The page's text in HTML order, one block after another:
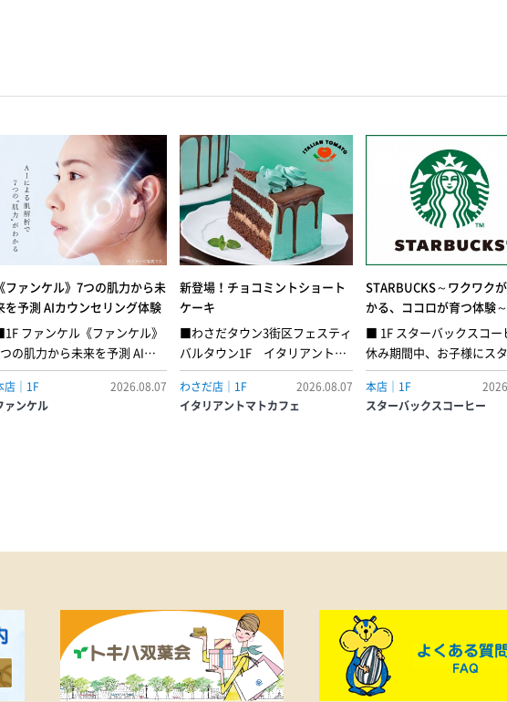
《ファンケル》7つの肌力から未
を予測 AIカウンセリング体験
ファンケル《ファンケル》
の肌力から未来を予測 AIカ
ンセリング体験開催中！肌解
は新次元へ。あなたの肌運命
挑む、日本初「AIパーソナル
らかにします。＼こんな方に
悩みが複数ある。体験をご希
の方は、下記URLよりLINE友
だち限定予約をご利用願いま
liff.line.me/1657626523
店｜1F
2026.08.07
ァンケル
新登場！チョコミントショート
ケーキ
■わさだタウン3街区フェスティ
バルタウン1F イタリアントマ
トカフェミントの爽快感とチョ
コの甘さが重なり合う、夏限定
のショートケーキ。ふんわり軽
ース 638円
わさだ店｜1F
2026.08.07
イタリアントマトカフェ
STARBUCKS～ワクワク
かる、ココロが育つ体験
Kids 【Kids バリスタ体験
自由研究〜コーヒーの未来
境勉強会~】
■ 1F スターバックスコー
休み期間中、お子様にス
ックスでの体験を通じて
ヒーの未来や、地球環境
どを、体験を通じて楽しく
ループ、ミルクパックの
回 8月18日(火)のみ、大分
境対策課の方から、自然、
物、生き物について、10分
レクチャーをしていただき
す。その後、お子様はグリ
本店｜1F
スターバックスコーヒー